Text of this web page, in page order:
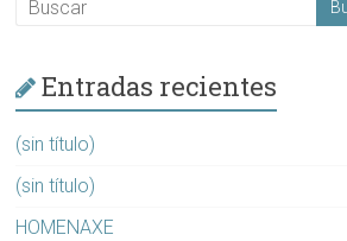
Entradas recientes
(sin título)
(sin título)
HOMENAXE